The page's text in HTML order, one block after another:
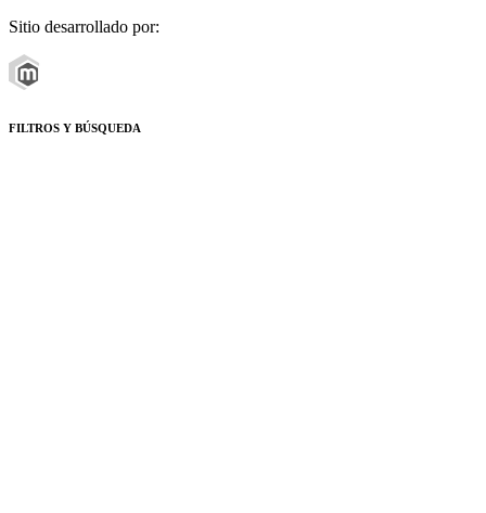
Sitio desarrollado por:
FILTROS Y BÚSQUEDA